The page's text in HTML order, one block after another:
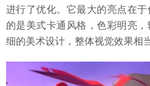
进行了优化。它最大的亮点在
的是美式卡通风格，色彩明亮
细的美术设计，整体视觉效果相